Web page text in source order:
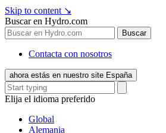
Skip to content ↘
Buscar en Hydro.com
Buscar
Contacta con nosotros
ahora estás en nuestro site España
Elija el idioma preferido
Global
Alemania